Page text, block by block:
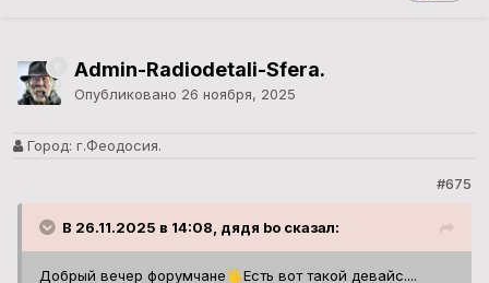
Admin-Radiodetali-Sfera.
Опубликовано 26 ноября, 2025
Город: г.Феодосия.
#675
В 26.11.2025 в 14:08, дядя bo сказал:
Добрый вечер форумчане 🖐️Есть вот такой девайс....